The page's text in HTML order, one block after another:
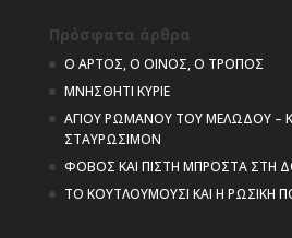
Πρόσφατα άρθρα
Ο ΑΡΤΟΣ, Ο ΟΙΝΟΣ, Ο ΤΡΟΠΟΣ
ΜΝΗΣΘΗΤΙ ΚΥΡΙΕ
ΑΓΙΟΥ ΡΩΜΑΝΟΥ ΤΟΥ ΜΕΛΩΔΟΥ –
ΣΤΑΥΡΩΣΙΜΟΝ
ΦΟΒΟΣ ΚΑΙ ΠΙΣΤΗ ΜΠΡΟΣΤΑ ΣΤΗ
ΤΟ ΚΟΥΤΛΟΥΜΟΥΣΙ ΚΑΙ Η ΡΩΣΙΚΗ